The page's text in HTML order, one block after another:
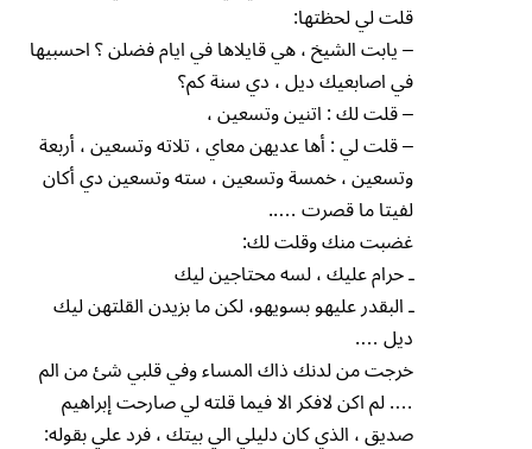
قلت لي لحظتها:
– يابت الشيخ ، هي قايلاها في ايام فضلن ؟ احسبيها
في اصابعيك ديل ، دي سنة كم؟
– قلت لك : اتنين وتسعين ،
– قلت لي : أها عديهن معاي ، تلاته وتسعين ، أربعة
وتسعين ، خمسة وتسعين ، سته وتسعين دي أكان
لفيتا ما قصرت …..
غضبت منك وقلت لك:
ـ حرام عليك ، لسه محتاجين ليك
ـ البقدر عليهو بسويهو، لكن ما بزيدن القلتهن ليك
ديل ….
خرجت من لدنك ذاك المساء وفي قلبي شئ من الم
…. لم اكن لافكر الا فيما قلته لي صارحت إبراهيم
صديق ، الذي كان دليلي الي بيتك ، فرد علي بقوله: